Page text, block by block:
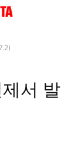
서 발